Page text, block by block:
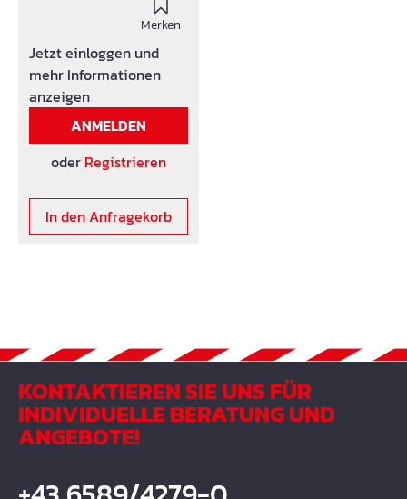
Merken
Jetzt einloggen und
mehr Informationen
anzeigen
ANMELDEN
oder Registrieren
In den Anfragekorb
KONTAKTIEREN SIE UNS FÜR
INDIVIDUELLE BERATUNG UND
ANGEBOTE!